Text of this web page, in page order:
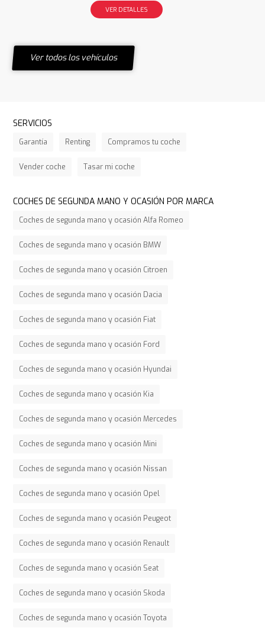
VER DETALLES
Ver todos los vehículos
SERVICIOS
Garantía Renting Compramos tu coche
Vender coche Tasar mi coche
COCHES DE SEGUNDA MANO Y OCASIÓN POR MARCA
Coches de segunda mano y ocasión Alfa Romeo
Coches de segunda mano y ocasión BMW
Coches de segunda mano y ocasión Citroen
Coches de segunda mano y ocasión Dacia
Coches de segunda mano y ocasión Fiat
Coches de segunda mano y ocasión Ford
Coches de segunda mano y ocasión Hyundai
Coches de segunda mano y ocasión Kia
Coches de segunda mano y ocasión Mercedes
Coches de segunda mano y ocasión Mini
Coches de segunda mano y ocasión Nissan
Coches de segunda mano y ocasión Opel
Coches de segunda mano y ocasión Peugeot
Coches de segunda mano y ocasión Renault
Coches de segunda mano y ocasión Seat
Coches de segunda mano y ocasión Skoda
Coches de segunda mano y ocasión Toyota